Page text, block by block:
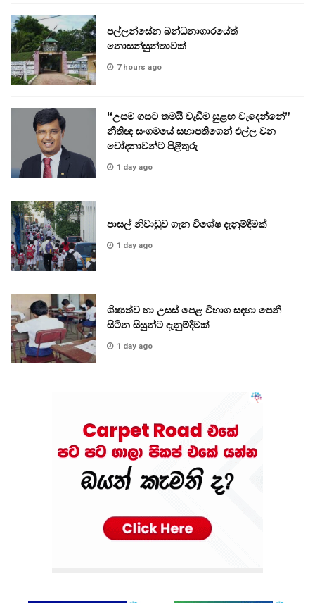
පල්ලන්සේන බන්ධනාගාරයේත්
නොසන්සුන්තාවක්
7 hours ago
“උසම ගසට තමයි වැඩිම සුළඟ වැදෙන්නේ”
නීතිඥ සංගමයේ සභාපතිගෙන් එල්ල වන
චෝදනාවන්ට පිළිතුරු
1 day ago
පාසල් නිවාඩුව ගැන විශේෂ දැනුම්දීමක්
1 day ago
ශිෂ්‍යත්ව හා උසස් පෙළ විභාග සඳහා පෙනී
සිටින සිසුන්ට දැනුම්දීමක්
1 day ago